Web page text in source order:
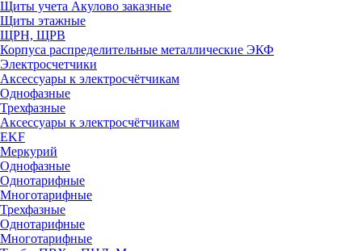
Щиты учета Акулово заказные
Щиты этажные
ЩРН, ЩРВ
Корпуса распределительные металлические ЭКФ
Электросчетчики
Аксессуары к электросчётчикам
Однофазные
Трехфазные
Аксессуары к электросчётчикам
EKF
Меркурий
Однофазные
Однотарифные
Многотарифные
Трехфазные
Однотарифные
Многотарифные